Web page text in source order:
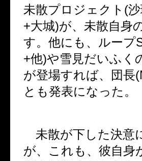
未散プロジェクト (
+大城)が、未散自身
す。他にも、ループ
+他)や雪見だいふく
が登場すれば、団長
とも発表になった。
未散が下した決意
が、これも、彼自身